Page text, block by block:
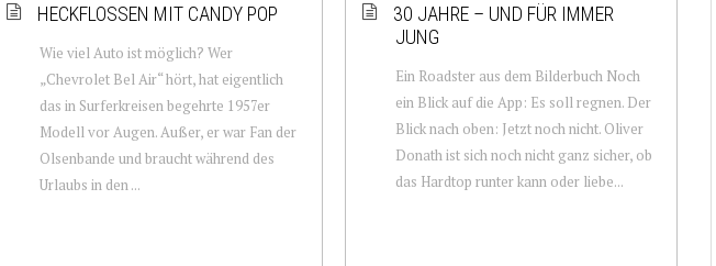
HECKFLOSSEN MIT CANDY POP
Wie viel Auto ist möglich? Wer
„Chevrolet Bel Air“ hört, hat eigentlich
das in Surferkreisen begehrte 1957er
Modell vor Augen. Außer, er war Fan der
Olsenbande und braucht während des
Urlaubs in den ...
30 JAHRE – UND FÜR IMMER
JUNG
Ein Roadster aus dem Bilderbuch Noch
ein Blick auf die App: Es soll regnen. Der
Blick nach oben: Jetzt noch nicht. Oliver
Donath ist sich noch nicht ganz sicher, ob
das Hardtop runter kann oder liebe...